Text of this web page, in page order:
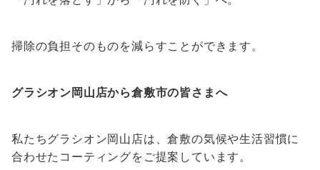
掃除の負担そのものを減らすことができます。
グラシオン岡山店から倉敷市の皆さまへ
私たちグラシオン岡山店は、倉敷の気候や生活習慣に
合わせたコーティングをご提案しています。